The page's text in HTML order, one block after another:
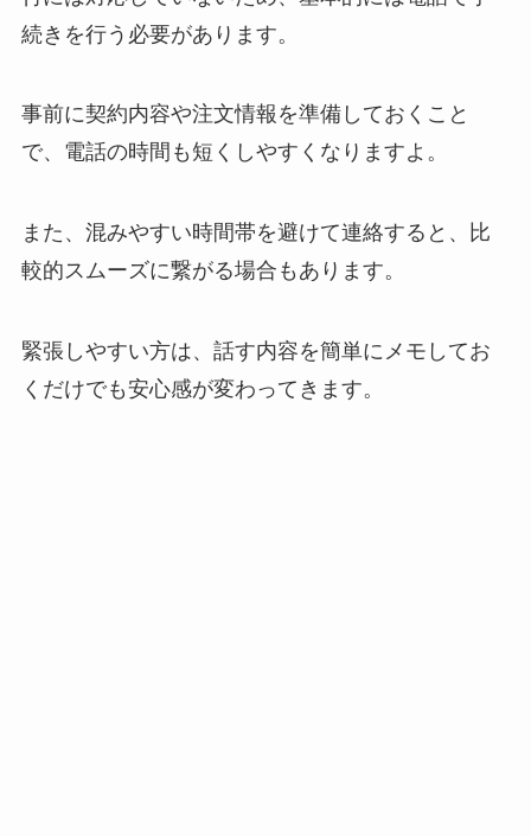
続きを行う必要があります。
事前に契約内容や注文情報を準備しておくこと
で、電話の時間も短くしやすくなりますよ。
また、混みやすい時間帯を避けて連絡すると、比
較的スムーズに繋がる場合もあります。
緊張しやすい方は、話す内容を簡単にメモしてお
くだけでも安心感が変わってきます。